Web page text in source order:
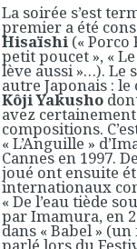
La soirée s’est
premier a été
Hisaïshi (« Porco
petit poucet », «
lève aussi »…). Le
autre Japonais :
Kôji Yakusho
avez certainement
compositions.
« L’Anguille »
Cannes en 1997.
joué ont ensuite
internationaux
« De l’eau tiède
par Imamura, en
dans « Babel »
parlé lors du